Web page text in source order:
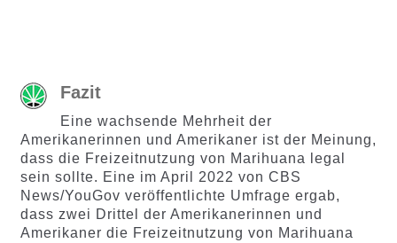
Fazit
Eine wachsende Mehrheit der
Amerikanerinnen und Amerikaner ist der Meinung,
dass die Freizeitnutzung von Marihuana legal
sein sollte. Eine im April 2022 von CBS
News/YouGov veröffentlichte Umfrage ergab,
dass zwei Drittel der Amerikanerinnen und
Amerikaner die Freizeitnutzung von Marihuana